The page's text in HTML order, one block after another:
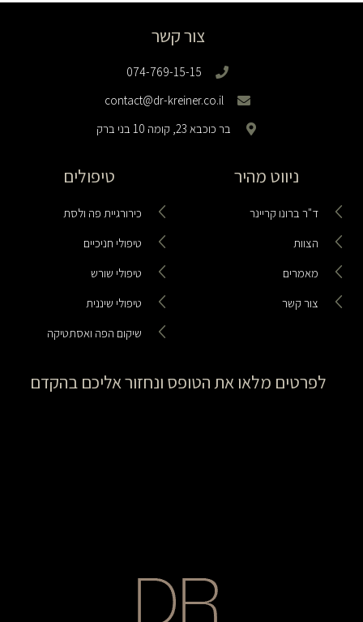
צור קשר
074-769-15-15
contact@dr-kreiner.co.il
בר כוכבא 23, קומה 10 בני ברק
ניווט מהיר
ד"ר ברונו קריינר
הצוות
מאמרים
צור קשר
טיפולים
כירורגיית פה ולסת
טיפולי חניכיים
טיפולי שורש
טיפולי שיננית
שיקום הפה ואסתטיקה
לפרטים מלאו את הטופס ונחזור אליכם בהקדם